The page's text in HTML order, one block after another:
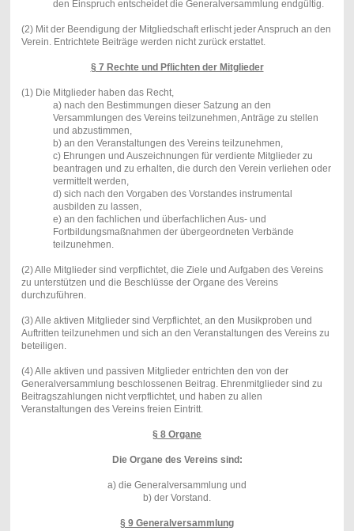
den Einspruch entscheidet die Generalversammlung endgültig.
(2) Mit der Beendigung der Mitgliedschaft erlischt jeder Anspruch an den
Verein. Entrichtete Beiträge werden nicht zurück erstattet.
§ 7 Rechte und Pflichten der Mitglieder
(1) Die Mitglieder haben das Recht,
a) nach den Bestimmungen dieser Satzung an den
Versammlungen des Vereins teilzunehmen, Anträge zu stellen
und abzustimmen,
b) an den Veranstaltungen des Vereins teilzunehmen,
c) Ehrungen und Auszeichnungen für verdiente Mitglieder zu
beantragen und zu erhalten, die durch den Verein verliehen oder
vermittelt werden,
d) sich nach den Vorgaben des Vorstandes instrumental
ausbilden zu lassen,
e) an den fachlichen und überfachlichen Aus- und
Fortbildungsmaßnahmen der übergeordneten Verbände
teilzunehmen.
(2) Alle Mitglieder sind verpflichtet, die Ziele und Aufgaben des Vereins
zu unterstützen und die Beschlüsse der Organe des Vereins
durchzuführen.
(3) Alle aktiven Mitglieder sind Verpflichtet, an den Musikproben und
Auftritten teilzunehmen und sich an den Veranstaltungen des Vereins zu
beteiligen.
(4) Alle aktiven und passiven Mitglieder entrichten den von der
Generalversammlung beschlossenen Beitrag. Ehrenmitglieder sind zu
Beitragszahlungen nicht verpflichtet, und haben zu allen
Veranstaltungen des Vereins freien Eintritt.
§ 8 Organe
Die Organe des Vereins sind:
a) die Generalversammlung und
b) der Vorstand.
§ 9 Generalversammlung